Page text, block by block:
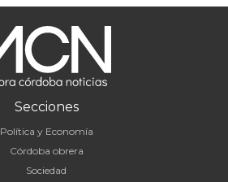
Secciones
Política y Economía
Córdoba obrera
Sociedad